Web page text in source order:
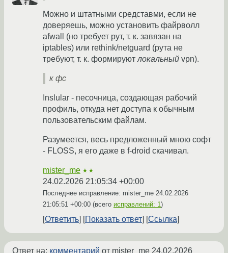
Можно и штатными средставми, если не
доверяешь, можно установить файрволл
afwall (но требует рут, т. к. завязан на
iptables) или rethink/netguard (рута не
требуют, т. к. формируют локальный vpn).
к фс
Inslular - песочница, создающая рабочий
профиль, откуда нет доступа к обычным
пользовательским файлам.
Разумеется, весь предложенный мною софт
- FLOSS, я его даже в f-droid скачивал.
mister_me ★★
24.02.2026 21:05:34 +00:00
Последнее исправление: mister_me 24.02.2026
21:05:51 +00:00 (всего исправлений: 1)
Ответить Показать ответ Ссылка
Ответ на: комментарий от mister_me 24.02.2026